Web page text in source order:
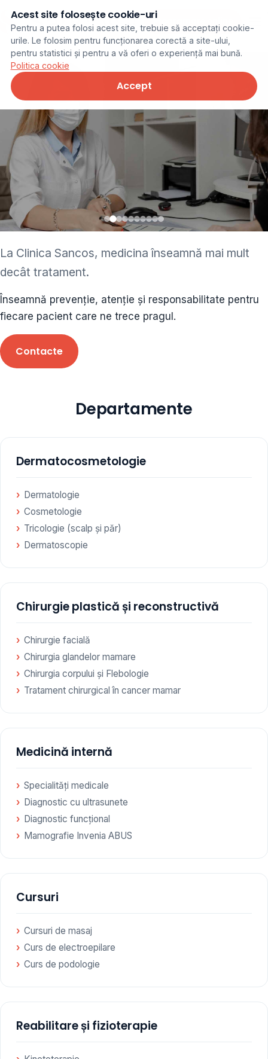
Programare online
ginecolog • cardiolog •
ORL • endocrinolog
Cât și alte specialități medicale, toate în cadrul aceleiași
Clinici
Programare
La Clinica Sancos, medicina înseamnă mai mult
decât tratament.
Înseamnă prevenție, atenție și responsabilitate pentru
fiecare pacient care ne trece pragul.
Contacte
Departamente
Dermatocosmetologie
Dermatologie
Cosmetologie
Tricologie (scalp și păr)
Dermatoscopie
Chirurgie plastică și reconstructivă
Chirurgie facială
Chirurgia glandelor mamare
Chirurgia corpului și Flebologie
Tratament chirurgical în cancer mamar
Medicină internă
Specialități medicale
Diagnostic cu ultrasunete
Diagnostic funcțional
Mamografie Invenia ABUS
Cursuri
Cursuri de masaj
Curs de electroepilare
Curs de podologie
Reabilitare și fizioterapie
Acest site folosește cookie-uri
Pentru a putea folosi acest site, trebuie să acceptați cookie-
urile. Le folosim pentru funcționarea corectă a site-ului,
pentru statistici și pentru a vă oferi o experiență mai bună.
Politica cookie
Accept